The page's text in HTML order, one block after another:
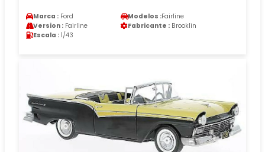
Marca : Ford Modelos :Fairline
Version : Fairline Fabricante : Brooklin
Escala : 1/43